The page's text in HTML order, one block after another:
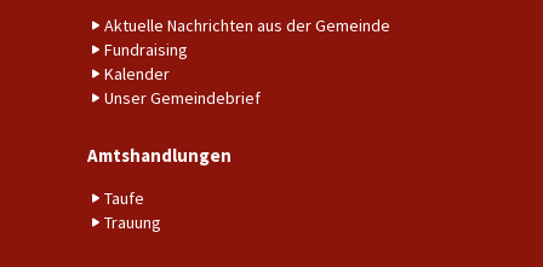
Aktuelle Nachrichten aus der Gemeinde
Fundraising
Kalender
Unser Gemeindebrief
Amtshandlungen
Taufe
Trauung